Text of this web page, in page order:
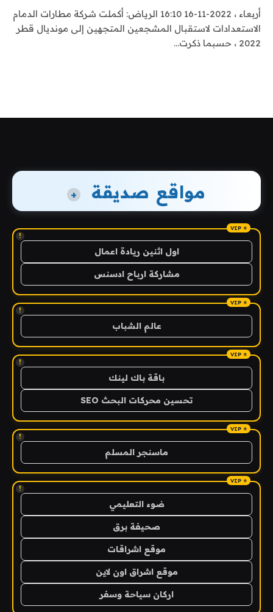
أربعاء ، 2022-11-16 16:10 الرياض: أكملت شركة مطارات الدمام
الاستعدادات لاستقبال المشجعين المتجهين إلى مونديال قطر
2022 ، حسبما ذكرت…
مواقع صديقة +
!
اول اثنين ريادة اعمال
مشاركة ارباح ادسنس
!
عالم الشباب
!
باقة باك لينك
تحسين محركات البحث SEO
!
ماسنجر المسلم
!
ضوء التعليمي
صحيفة برق
موقع اشراقات
موقع اشراق اون لاين
اركان سياحة وسفر